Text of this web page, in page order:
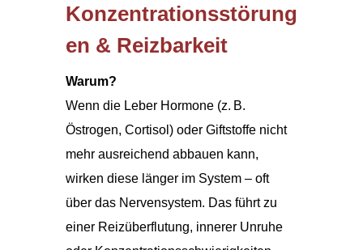
Konzentrationsstörung
en & Reizbarkeit
Warum?
Wenn die Leber Hormone (z. B.
Östrogen, Cortisol) oder Giftstoffe nicht
mehr ausreichend abbauen kann,
wirken diese länger im System – oft
über das Nervensystem. Das führt zu
einer Reizüberflutung, innerer Unruhe